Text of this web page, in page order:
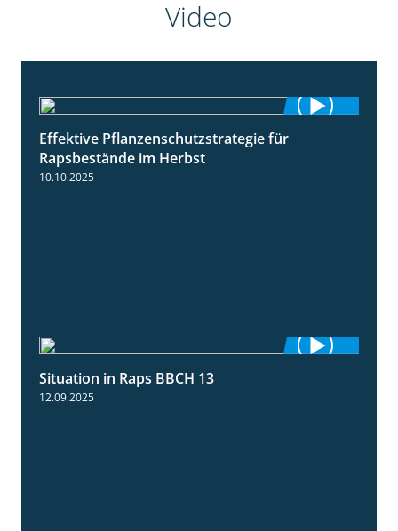
Video
Effektive Pflanzenschutzstrategie für
Rapsbestände im Herbst
10.10.2025
Situation in Raps BBCH 13
12.09.2025